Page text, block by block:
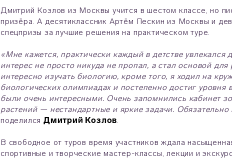
Дмитрий Козлов из Москвы учится в шестом классе, но
призёра. А десятиклассник Артём Пескин из Москвы и
спецпризы за лучшие решения на практическом туре.
«Мне кажется, практически каждый в детстве
интерес не просто никуда не пропал, а стал основой
интересно изучать биологию, кроме того, я ходил на
биологических олимпиадах и постепенно достиг
были очень интересными. Очень запомнились кабинет
растений — нестандартные и яркие задачи.
поделился Дмитрий Козлов.
В свободное от туров время участников ждала
спортивные и творческие мастер-классы, лекции и